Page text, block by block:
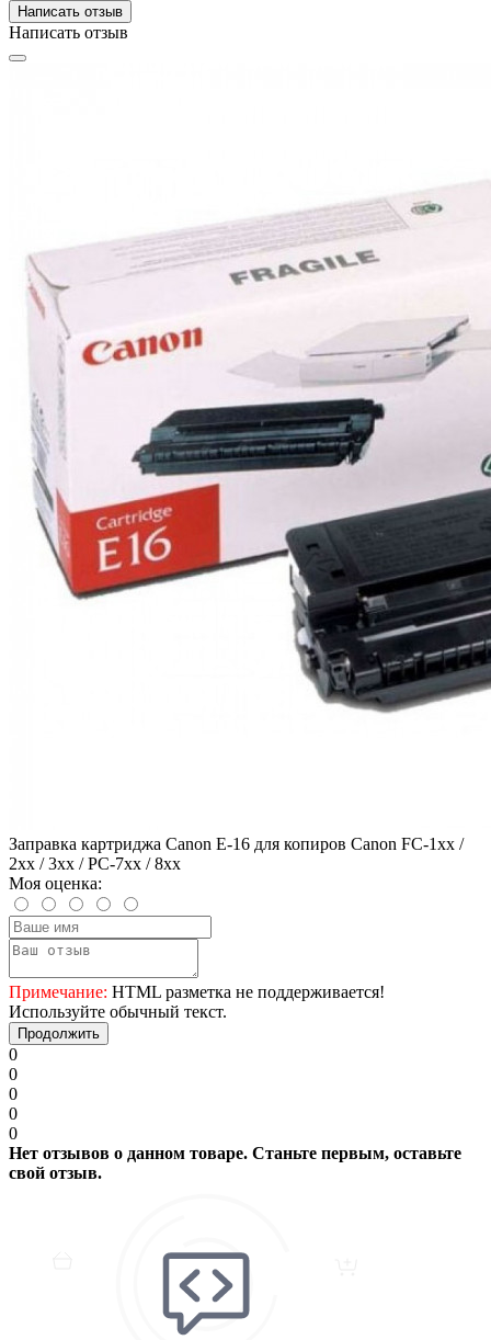
Написать отзыв
Написать отзыв
Заправка картриджа Canon E-16 для копиров Canon FC-1хх /
2хх / 3хх / PC-7хх / 8хх
Моя оценка:
Примечание: HTML разметка не поддерживается!
Используйте обычный текст.
Продолжить
0
0
0
0
0
Нет отзывов о данном товаре. Станьте первым, оставьте
свой отзыв.